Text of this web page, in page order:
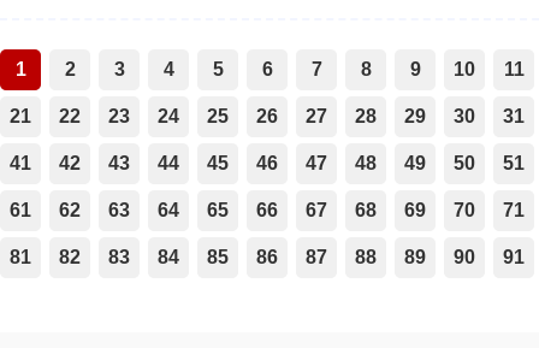
1 2 3 4 5 6 7 8 9 10 11
21 22 23 24 25 26 27 28 29 30 31
41 42 43 44 45 46 47 48 49 50 51
61 62 63 64 65 66 67 68 69 70 71
81 82 83 84 85 86 87 88 89 90 91